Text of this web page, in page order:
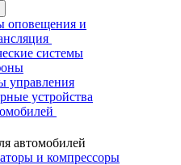
оповещения и
системы
управления
устройства
автомобилей
и компрессоры